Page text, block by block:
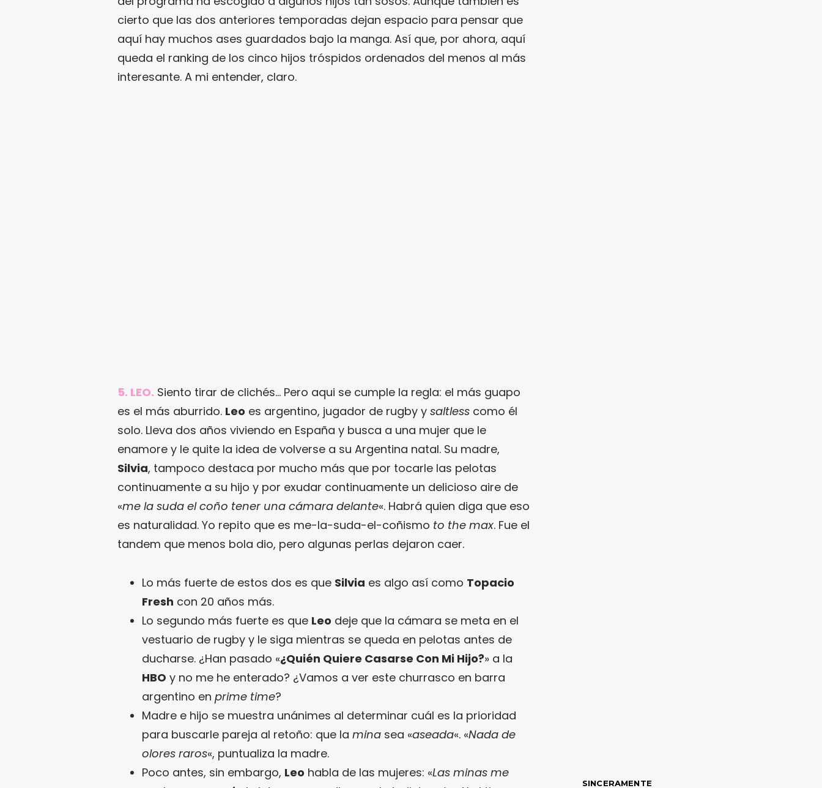
cierto que las dos anteriores temporadas dejan espacio para pensar que
aquí hay muchos ases guardados bajo la manga. Así que, por ahora, aquí
queda el ranking de los cinco hijos tróspidos ordenados del menos al más
interesante. A mi entender, claro.
5. LEO. Siento tirar de clichés… Pero aqui se cumple la regla: el más guapo
es el más aburrido. Leo es argentino, jugador de rugby y saltless como él
solo. Lleva dos años viviendo en España y busca a una mujer que le
enamore y le quite la idea de volverse a su Argentina natal. Su madre,
Silvia, tampoco destaca por mucho más que por tocarle las pelotas
continuamente a su hijo y por exudar continuamente un delicioso aire de
«me la suda el coño tener una cámara delante«. Habrá quien diga que eso
es naturalidad. Yo repito que es me-la-suda-el-coñismo to the max. Fue el
tandem que menos bola dio, pero algunas perlas dejaron caer.
Lo más fuerte de estos dos es que Silvia es algo así como Topacio
Fresh con 20 años más.
Lo segundo más fuerte es que Leo deje que la cámara se meta en el
vestuario de rugby y le siga mientras se queda en pelotas antes de
ducharse. ¿Han pasado «¿Quién Quiere Casarse Con Mi Hijo?» a la
HBO y no me he enterado? ¿Vamos a ver este churrasco en barra
argentino en prime time?
Madre e hijo se muestra unánimes al determinar cuál es la prioridad
para buscarle pareja al retoño: que la mina sea «aseada«. «Nada de
olores raros«, puntualiza la madre.
Poco antes, sin embargo, Leo habla de las mujeres: «Las minas me
SINCERAMENTE